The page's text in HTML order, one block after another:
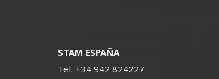
STAM ESPAÑA
Tel. +34 942 824227